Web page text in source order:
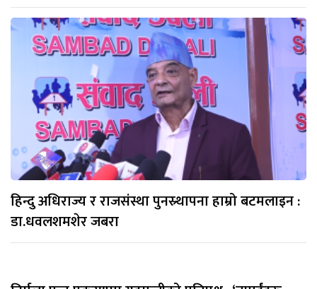
हिन्दु अधिराज्य र राजसंस्था पुनस्र्थापना हाम्रो बटमलाइन :
डा.धवलशमशेर जबरा